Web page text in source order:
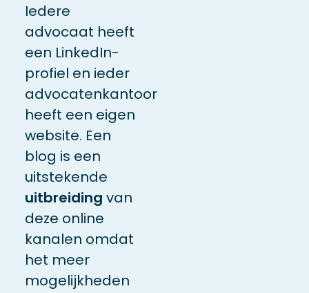
Iedere
advocaat heeft
een LinkedIn-
profiel en ieder
advocatenkantoor
heeft een eigen
website. Een
blog is een
uitstekende
uitbreiding van
deze online
kanalen omdat
het meer
mogelijkheden